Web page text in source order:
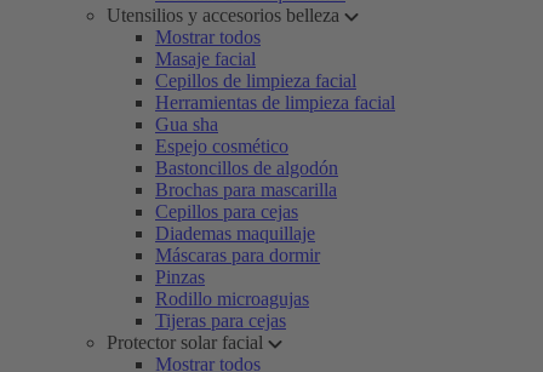
Utensilios y accesorios belleza
Mostrar todos
Masaje facial
Cepillos de limpieza facial
Herramientas de limpieza facial
Gua sha
Espejo cosmético
Bastoncillos de algodón
Brochas para mascarilla
Cepillos para cejas
Diademas maquillaje
Máscaras para dormir
Pinzas
Rodillo microagujas
Tijeras para cejas
Protector solar facial
Mostrar todos